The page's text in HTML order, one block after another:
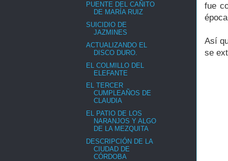
fue
Así
se
PUENTE DEL CAÑITO
DE MARÍA RUIZ
SUICIDIO DE
JAZMINES
ACTUALIZANDO EL
DISCO DURO.
EL COLMILLO DEL
ELEFANTE
EL TERCER
CUMPLEAÑOS DE
CLAUDIA
EL PATIO DE LOS
NARANJOS Y ALGO
DE LA MEZQUITA
DESCRIPCIÓN DE LA
CIUDAD DE
CÓRDOBA